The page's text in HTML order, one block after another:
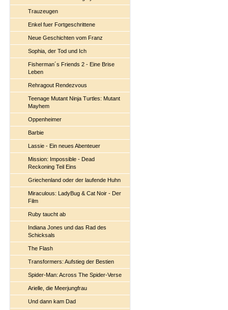
Trauzeugen
Enkel fuer Fortgeschrittene
Neue Geschichten vom Franz
Sophia, der Tod und Ich
Fisherman´s Friends 2 - Eine Brise
Leben
Rehragout Rendezvous
Teenage Mutant Ninja Turtles: Mutant
Mayhem
Oppenheimer
Barbie
Lassie - Ein neues Abenteuer
Mission: Impossible - Dead
Reckoning Teil Eins
Griechenland oder der laufende Huhn
Miraculous: LadyBug & Cat Noir - Der
Film
Ruby taucht ab
Indiana Jones und das Rad des
Schicksals
The Flash
Transformers: Aufstieg der Bestien
Spider-Man: Across The Spider-Verse
Arielle, die Meerjungfrau
Und dann kam Dad